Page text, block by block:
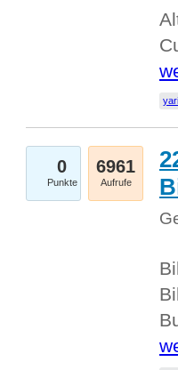
0
Punkte
6961
Aufrufe